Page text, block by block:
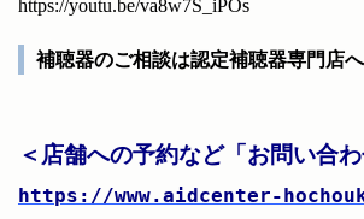
https://youtu.be/va8w7S_iPOs
補聴器のご相談は認定補聴器専門店へ
＜店舗への予約など「お問い合
https://www.aidcenter-